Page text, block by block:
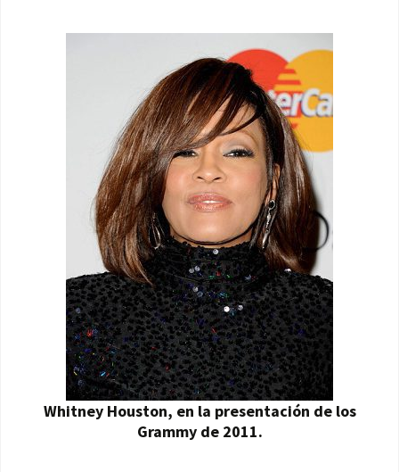
Whitney Houston, en la presentación de los
Grammy de 2011.